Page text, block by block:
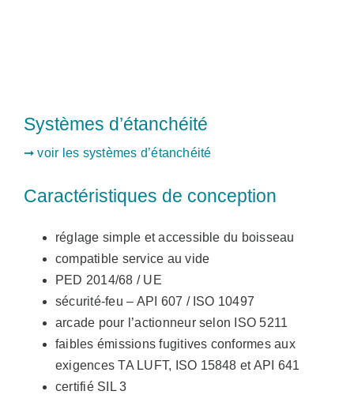
Systèmes d’étanchéité
➞ voir les systèmes d’étanchéité
Caractéristiques de conception
réglage simple et accessible du boisseau
compatible service au vide
PED 2014/68 / UE
sécurité-feu – API 607 / ISO 10497
arcade pour l’actionneur selon ISO 5211
faibles émissions fugitives conformes aux
exigences TA LUFT, ISO 15848 et API 641
certifié SIL 3